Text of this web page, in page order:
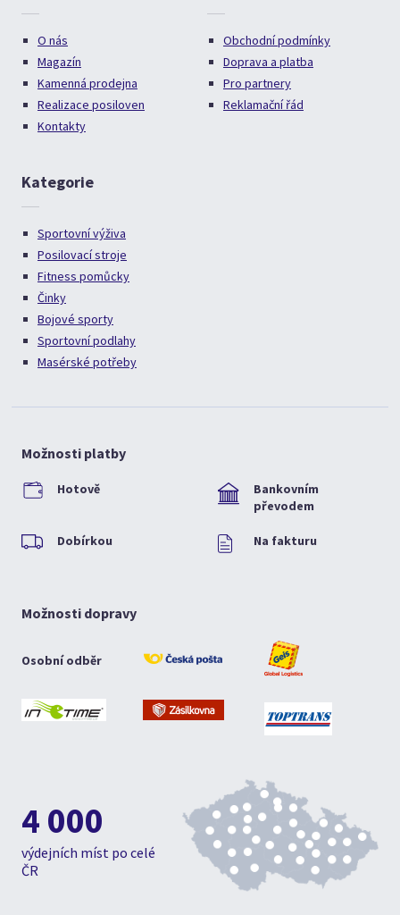
O nás
Magazín
Kamenná prodejna
Realizace posiloven
Kontakty
Obchodní podmínky
Doprava a platba
Pro partnery
Reklamační řád
Kategorie
Sportovní výživa
Posilovací stroje
Fitness pomůcky
Činky
Bojové sporty
Sportovní podlahy
Masérské potřeby
Možnosti platby
Hotově
Bankovním
převodem
Dobírkou Na fakturu
Možnosti dopravy
Osobní odběr
4 000
výdejních míst po celé
ČR